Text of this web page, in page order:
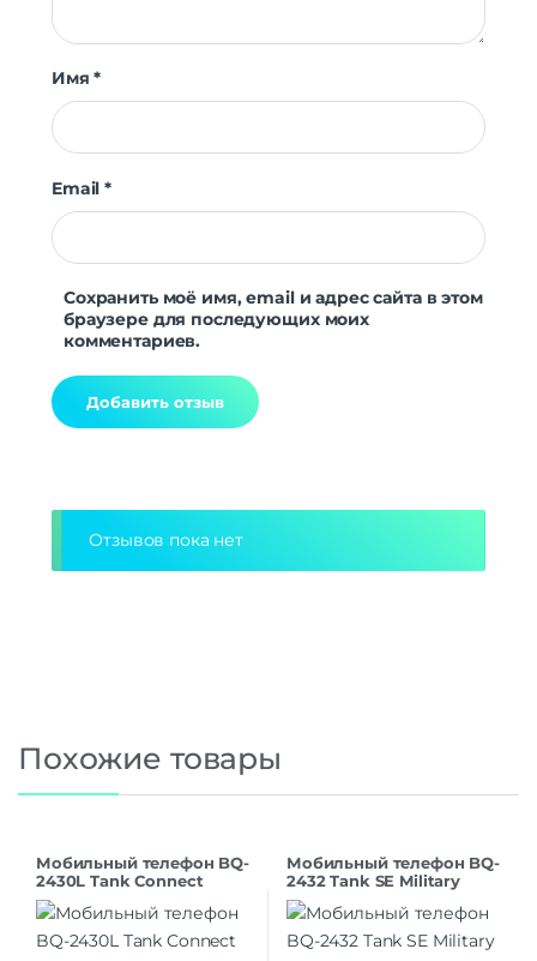
Имя*
Email*
Сохранить моё имя, email и адрес сайта в этом
браузере для последующих моих
комментариев.
Отзывов пока нет
Похожие товары
Мобильный телефон BQ-
2430L Tank Connect
Camouflage+Gunmetal
Dual SIM
Мобильный телефон BQ-
2432 Tank SE Military
Green Dual SIM